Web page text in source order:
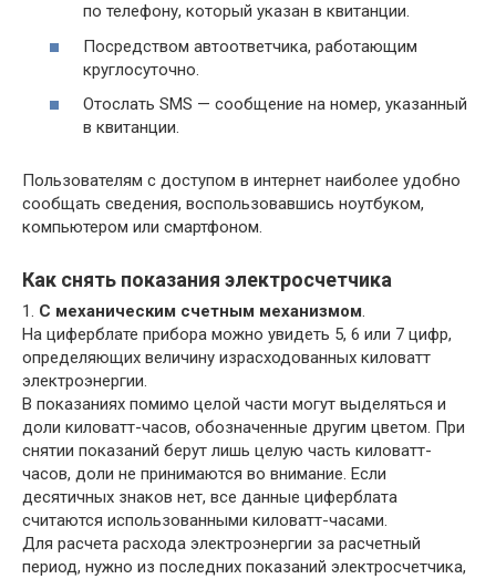
по телефону, который указан в квитанции.
Посредством автоответчика, работающим
круглосуточно.
Отослать SMS — сообщение на номер, указанный
в квитанции.
Пользователям с доступом в интернет наиболее удобно
сообщать сведения, воспользовавшись ноутбуком,
компьютером или смартфоном.
Как снять показания электросчетчика
1. С механическим счетным механизмом.
На циферблате прибора можно увидеть 5, 6 или 7 цифр,
определяющих величину израсходованных киловатт
электроэнергии.
В показаниях помимо целой части могут выделяться и
доли киловатт-часов, обозначенные другим цветом. При
снятии показаний берут лишь целую часть киловатт-
часов, доли не принимаются во внимание. Если
десятичных знаков нет, все данные циферблата
считаются использованными киловатт-часами.
Для расчета расхода электроэнергии за расчетный
период, нужно из последних показаний электросчетчика,